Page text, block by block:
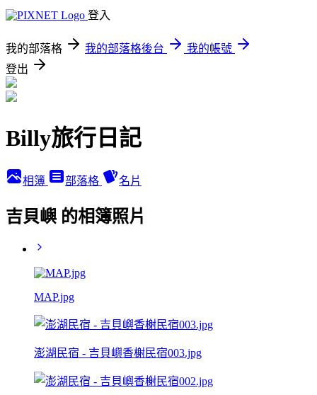
登入
我的部落格 我的部落格後台
我的帳號
登出
Billy旅行日記
相簿 部落格 名片
吉貝嶼 的相簿照片
MAP.jpg
澎湖民宿 - 吉貝嶼香榭民宿003.jpg